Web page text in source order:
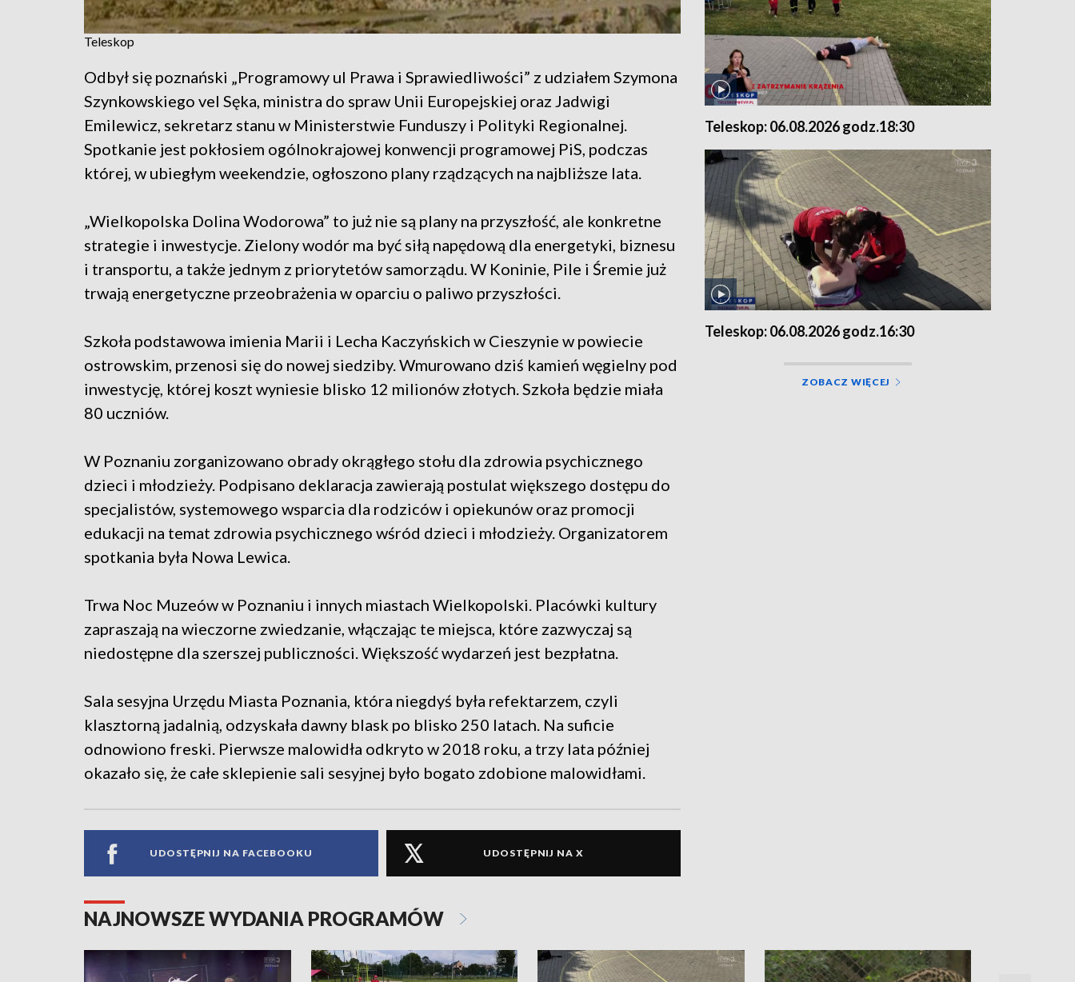
Teleskop
Odbył się poznański „Programowy ul Prawa i Sprawiedliwości” z udziałem Szymona
Szynkowskiego vel Sęka, ministra do spraw Unii Europejskiej oraz Jadwigi
Emilewicz, sekretarz stanu w Ministerstwie Funduszy i Polityki Regionalnej.
Spotkanie jest pokłosiem ogólnokrajowej konwencji programowej PiS, podczas
której, w ubiegłym weekendzie, ogłoszono plany rządzących na najbliższe lata.
„Wielkopolska Dolina Wodorowa” to już nie są plany na przyszłość, ale konkretne
strategie i inwestycje. Zielony wodór ma być siłą napędową dla energetyki, biznesu
i transportu, a także jednym z priorytetów samorządu. W Koninie, Pile i Śremie już
trwają energetyczne przeobrażenia w oparciu o paliwo przyszłości.
Szkoła podstawowa imienia Marii i Lecha Kaczyńskich w Cieszynie w powiecie
ostrowskim, przenosi się do nowej siedziby. Wmurowano dziś kamień węgielny pod
inwestycję, której koszt wyniesie blisko 12 milionów złotych. Szkoła będzie miała
80 uczniów.
W Poznaniu zorganizowano obrady okrągłego stołu dla zdrowia psychicznego
dzieci i młodzieży. Podpisano deklaracja zawierają postulat większego dostępu do
specjalistów, systemowego wsparcia dla rodziców i opiekunów oraz promocji
edukacji na temat zdrowia psychicznego wśród dzieci i młodzieży. Organizatorem
spotkania była Nowa Lewica.
Trwa Noc Muzeów w Poznaniu i innych miastach Wielkopolski. Placówki kultury
zapraszają na wieczorne zwiedzanie, włączając te miejsca, które zazwyczaj są
niedostępne dla szerszej publiczności. Większość wydarzeń jest bezpłatna.
Sala sesyjna Urzędu Miasta Poznania, która niegdyś była refektarzem, czyli
klasztorną jadalnią, odzyskała dawny blask po blisko 250 latach. Na suficie
odnowiono freski. Pierwsze malowidła odkryto w 2018 roku, a trzy lata później
okazało się, że całe sklepienie sali sesyjnej było bogato zdobione malowidłami.
UDOSTĘPNIJ NA FACEBOOKU UDOSTĘPNIJ NA X
Teleskop: 06.08.2026 godz.18:30
Teleskop: 06.08.2026 godz.16:30
ZOBACZ WIĘCEJ
NAJNOWSZE WYDANIA PROGRAMÓW